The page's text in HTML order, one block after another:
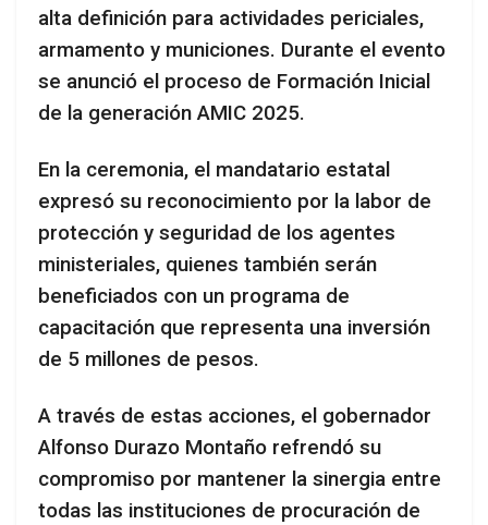
alta definición para actividades periciales,
armamento y municiones. Durante el evento
se anunció el proceso de Formación Inicial
de la generación AMIC 2025.
En la ceremonia, el mandatario estatal
expresó su reconocimiento por la labor de
protección y seguridad de los agentes
ministeriales, quienes también serán
beneficiados con un programa de
capacitación que representa una inversión
de 5 millones de pesos.
A través de estas acciones, el gobernador
Alfonso Durazo Montaño refrendó su
compromiso por mantener la sinergia entre
todas las instituciones de procuración de